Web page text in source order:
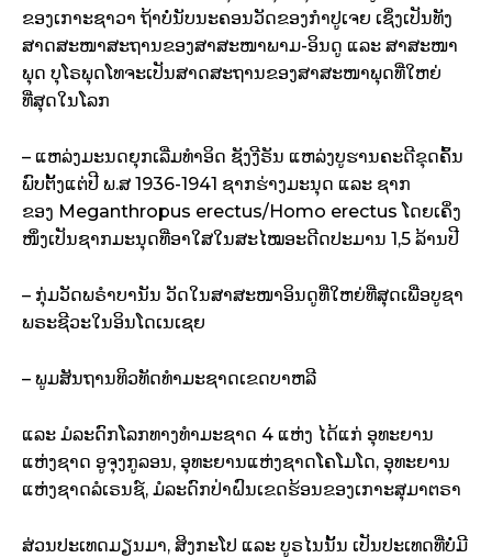
ຂອງເກາະຊາວາ ຖ້າບໍ່ນັບນະຄອນວັດຂອງກຳປູເຈຍ ເຊິ່ງເປັນທັງ
ສາດສະໜາສະຖານຂອງສາສະໜາພາມ-ອິນດູ ແລະ ສາສະໜາ
ພຸດ ບຸໂຣພຸດໂທຈະເປັນສາດສະຖານຂອງສາສະໜາພຸດທີ່ໃຫຍ່
ທີ່ສຸດໃນໂລກ
– ແຫລ່ງມະນດຍຸກເລີ່ມທຳອິດ ຊັງງີຣັນ ແຫລ່ງບູຮານຄະດີຂຸດຄົ້ນ
ພົບຕັ້ງແຕ່ປີ ພ.ສ 1936-1941 ຊາກຮ່າງມະນຸດ ແລະ ຊາກ
ຂອງ Meganthropus erectus/Homo erectus ໂດຍເຄິ່ງ
ໜຶ່ງເປັນຊາກມະນຸດທີ່ອາໃສໃນສະໄໝອະດີດປະມານ 1,5 ລ້ານປີ
– ກຸ່ມວັດພຣຳບານັນ ວັດໃນສາສະໜາອິນດູທີ່ໃຫຍ່ທີ່ສຸດເພື່ອບູຊາ
ພຣະຊີວະໃນອິນໂດເນເຊຍ
– ພູມສັນຖານທິວທັດທຳມະຊາດເຂດບາຫລີ
ແລະ ມໍລະດົກໂລກທາງທຳມະຊາດ 4 ແຫ່ງ ໄດ້ແກ່ ອຸທະຍານ
ແຫ່ງຊາດ ອູຈຸງກູລອນ, ອຸທະຍານແຫ່ງຊາດໂຄໂມໂດ, ອຸທະຍານ
ແຫ່ງຊາດລໍເຣນຊ໌, ມໍລະດົກປ່າຝົນເຂດຮ້ອນຂອງເກາະສຸມາຕຣາ
ສ່ວນປະເທດມຽນມາ, ສິງກະໂປ ແລະ ບູຣໄນນັ້ນ ເປັນປະເທດທີ່ບໍ່ມີ